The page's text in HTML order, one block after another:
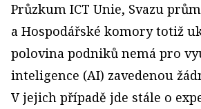
Průzkum ICT Unie, Svazu
a Hospodářské komory totiž
polovina podniků nemá pro
inteligence (AI) zavedenou
V jejich případě jde stále o